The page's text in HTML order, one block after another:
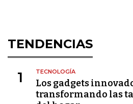
TENDENCIAS
1 TECNOLOGÍA
Los gadgets
transformando las